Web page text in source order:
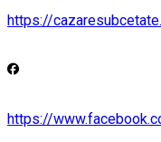
https://
https://